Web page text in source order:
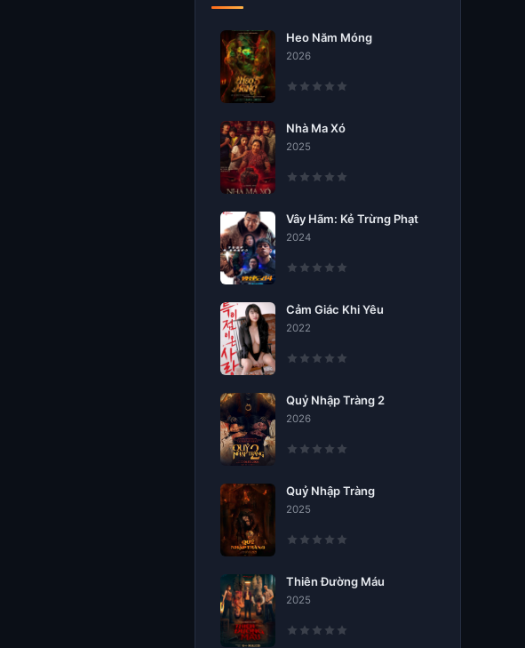
Heo Năm Móng
2026
Nhà Ma Xó
2025
Vây Hãm: Kẻ Trừng Phạt
2024
Cảm Giác Khi Yêu
2022
Quỷ Nhập Tràng 2
2026
Quỷ Nhập Tràng
2025
Thiên Đường Máu
2025